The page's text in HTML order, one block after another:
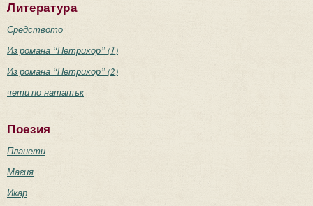
Литература
Средството
Из романа “Петрихор” (1)
Из романа “Петрихор” (2)
чети по-нататък
Поезия
Планети
Магия
Икар